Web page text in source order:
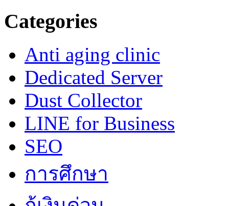
Categories
Anti aging clinic
Dedicated Server
Dust Collector
LINE for Business
SEO
การศึกษา